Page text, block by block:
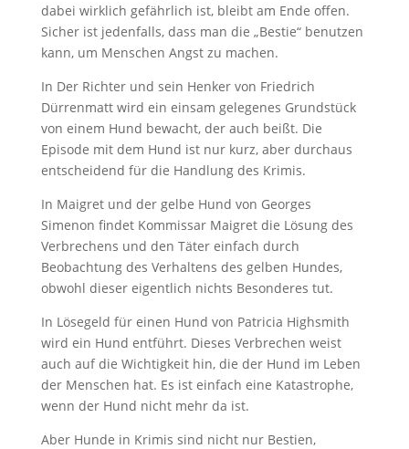
dabei wirklich gefährlich ist, bleibt am Ende offen.
Sicher ist jedenfalls, dass man die „Bestie“ benutzen
kann, um Menschen Angst zu machen.
In Der Richter und sein Henker von Friedrich
Dürrenmatt wird ein einsam gelegenes Grundstück
von einem Hund bewacht, der auch beißt. Die
Episode mit dem Hund ist nur kurz, aber durchaus
entscheidend für die Handlung des Krimis.
In Maigret und der gelbe Hund von Georges
Simenon findet Kommissar Maigret die Lösung des
Verbrechens und den Täter einfach durch
Beobachtung des Verhaltens des gelben Hundes,
obwohl dieser eigentlich nichts Besonderes tut.
In Lösegeld für einen Hund von Patricia Highsmith
wird ein Hund entführt. Dieses Verbrechen weist
auch auf die Wichtigkeit hin, die der Hund im Leben
der Menschen hat. Es ist einfach eine Katastrophe,
wenn der Hund nicht mehr da ist.
Aber Hunde in Krimis sind nicht nur Bestien,